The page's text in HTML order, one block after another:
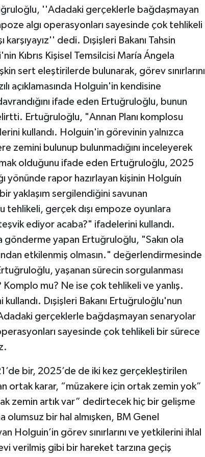
''Adadaki gerçeklerle bağdaşmayan
algı operasyonları sayesinde çok tehlikeli
dedi. Dışişleri Bakanı Tahsin
Kıbrıs Kişisel Temsilcisi María Ángela
sert eleştirilerde bulunarak, görev sınırlarını
açıklamasında Holguin'in kendisine
ifade eden Ertuğruloğlu, bunun
Ertuğruloğlu, "Annan Planı komplosu
kullandı. Holguin'in görevinin yalnızca
zemini bulunup bulunmadığını inceleyerek
olduğunu ifade eden Ertuğruloğlu, 2025
yönünde rapor hazırlayan kişinin Holguín
yaklaşım sergilendiğini savunan
tehlikeli, gerçek dışı empoze oyunlara
ediyor acaba?" ifadelerini kullandı.
gönderme yapan Ertuğruloğlu, "Sakın ola
etkilenmiş olmasın." değerlendirmesinde
yaşanan sürecin sorgulanması
mu? Ne ise çok tehlikeli ve yanlış.
kullandı. Dışişleri Bakanı Ertuğruloğlu'nun
Adadaki gerçeklerle bağdaşmayan senaryolar
sayesinde çok tehlikeli bir sürece
bir, 2025’de de iki kez gerçekleştirilen
ortak karar, “müzakere için ortak zemin yok”
zemin artık var” dedirtecek hiç bir gelişme
bir hal almışken, BM Genel
Holguin’in görev sınırlarını ve yetkilerini ihlal
verilmiş gibi bir hareket tarzına geçiş